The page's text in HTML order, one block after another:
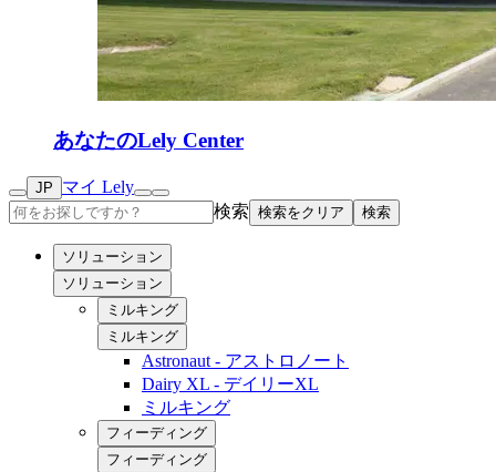
あなたのLely Center
JP
マイ Lely
検索 検索をクリア 検索
ソリューション
ソリューション
ミルキング
ミルキング
Astronaut - アストロノート
Dairy XL - デイリーXL
ミルキング
フィーディング
フィーディング